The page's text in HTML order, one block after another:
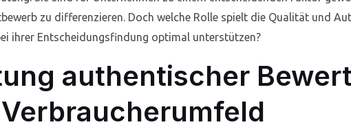
zu differenzieren. Doch welche Rolle spielt die Qualität und
ihrer Entscheidungsfindung optimal unterstützen?
authentischer